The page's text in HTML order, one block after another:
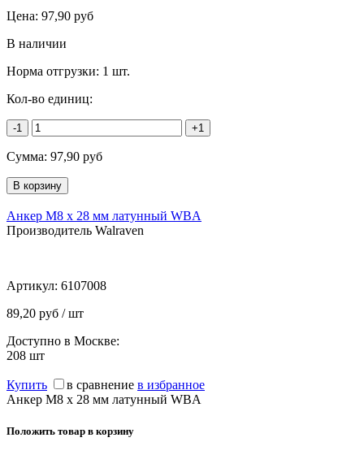
Цена: 97,90 руб
В наличии
Норма отгрузки: 1 шт.
Кол-во единиц:
-1 +1
Сумма: 97,90 руб
Анкер М8 х 28 мм латунный WBA
Производитель Walraven
Артикул: 6107008
89,20 руб / шт
Доступно в Москве:
208 шт
Купить в сравнение в избранное
Анкер М8 х 28 мм латунный WBA
Положить товар в корзину